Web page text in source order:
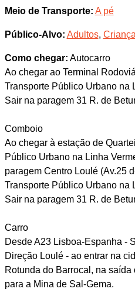
Meio de Transporte: A pé
Público-Alvo: Adultos,
Como chegar: Autocarro
Ao chegar ao Terminal
Transporte Público Urbano na
Sair na paragem 31 R. de
Comboio
Ao chegar à estação de
Público Urbano na Linha
paragem Centro Loulé (Av.25
Transporte Público Urbano na
Sair na paragem 31 R. de
Carro
Desde A23 Lisboa-Espanha -
Direção Loulé - ao entrar na
Rotunda do Barrocal, na
para a Mina de Sal-Gema.